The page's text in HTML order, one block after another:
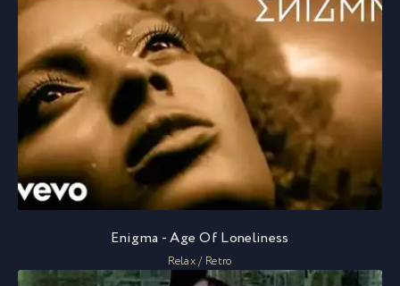
Enigma - Age Of Loneliness
Relax / Retro